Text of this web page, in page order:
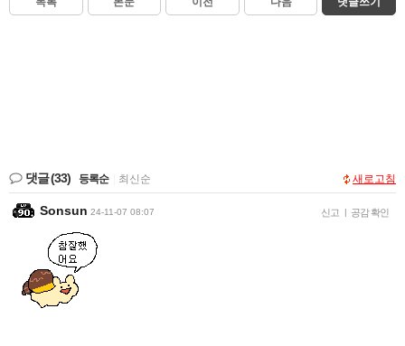
댓글(33) 등록순 최신순 새로고침
Sonsun 24-11-07 08:07 신고 | 공감 확인